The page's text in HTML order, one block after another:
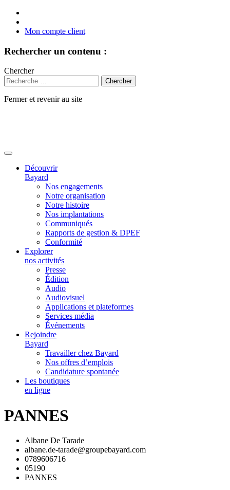
Mon compte client
Rechercher un contenu :
Chercher
Fermer et revenir au site
Découvrir
Bayard
Nos engagements
Notre organisation
Notre histoire
Nos implantations
Communiqués
Rapports de gestion & DPEF
Conformité
Explorer
nos activités
Presse
Édition
Audio
Audiovisuel
Applications et plateformes
Services média
Événements
Rejoindre
Bayard
Travailler chez Bayard
Nos offres d’emplois
Candidature spontanée
Les boutiques
en ligne
PANNES
Albane De Tarade
albane.de-tarade@groupebayard.com
0789606716
05190
PANNES